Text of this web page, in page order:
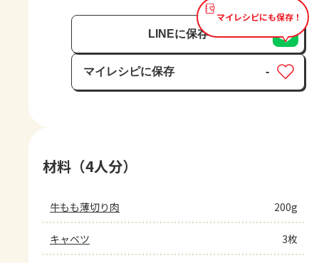
マイレシピにも保存！
LINEに保存
マイレシピに保存
保存済み
-
材料（4人分）
牛もも薄切り肉 200g
キャベツ 3枚